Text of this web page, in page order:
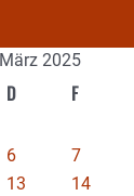
März 2025
D F
6 7
13 14